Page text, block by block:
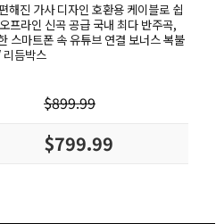
해진 가사 디자인 호환용 케이블로 쉽
프라인 신곡 공급 국내 최다 반주곡,
스마트폰 속 유튜브 연결 보너스 복불
리듬박스
$899.99
$799.99